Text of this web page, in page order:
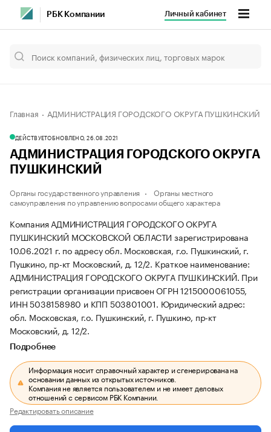
РБК Компании Личный кабинет
Главная АДМИНИСТРАЦИЯ ГОРОДСКОГО ОКРУГА ПУШКИНСКИЙ
ДЕЙСТВУЕТОБНОВЛЕНО, 26.08.2021
АДМИНИСТРАЦИЯ ГОРОДСКОГО ОКРУГА
ПУШКИНСКИЙ
Органы государственного управления
Органы местного
самоуправления по управлению вопросами общего характера
Компания АДМИНИСТРАЦИЯ ГОРОДСКОГО ОКРУГА
ПУШКИНСКИЙ МОСКОВСКОЙ ОБЛАСТИ зарегистрирована
10.06.2021 г. по адресу обл. Московская, г.о. Пушкинский, г.
Пушкино, пр-кт Московский, д. 12/2. Краткое наименование:
АДМИНИСТРАЦИЯ ГОРОДСКОГО ОКРУГА ПУШКИНСКИЙ. При
регистрации организации присвоен ОГРН 1215000061055,
ИНН 5038158980 и КПП 503801001. Юридический адрес:
обл. Московская, г.о. Пушкинский, г. Пушкино, пр-кт
Московский, д. 12/2.
Подробнее
Информация носит справочный характер и сгенерирована на
основании данных из открытых источников.
Компания не является пользователем и не имеет деловых
отношений с сервисом РБК Компании.
Редактировать описание